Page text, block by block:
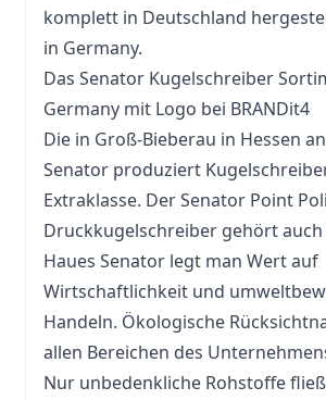
komplett in Deutschland
in Germany.
Das Senator Kugelschreiber
Germany mit Logo bei BRANDit4
Die in Groß-Bieberau in Hessen
Senator produziert
Extraklasse. Der Senator Point
Druckkugelschreiber gehört auch
Haues Senator legt man Wert auf
Wirtschaftlichkeit und
Handeln. Ökologische
allen Bereichen des
Nur unbedenkliche Rohstoffe